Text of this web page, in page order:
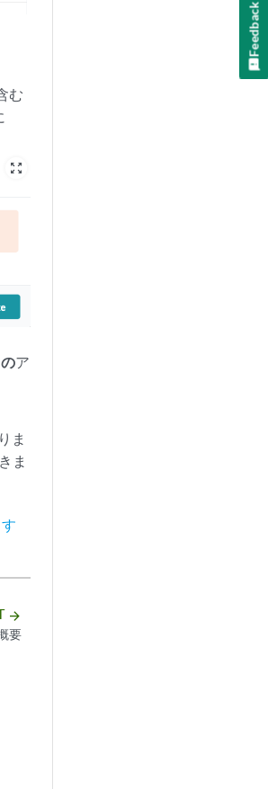
む
zoom_out_map
ア
ま
ま
arrow_forward
要
Feedback